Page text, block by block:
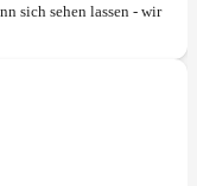
sich sehen lassen - wir